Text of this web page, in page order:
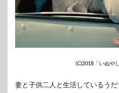
(C)2018「いぬや
妻と子供二人と生活しているう